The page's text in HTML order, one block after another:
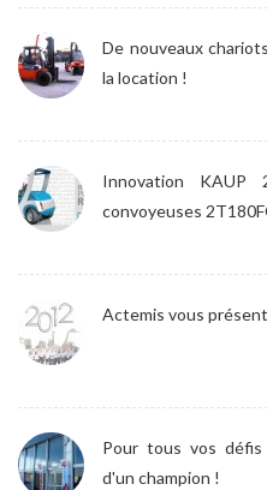
De nouveaux
la location !
Innovation KAUP
convoyeuses
Actemis vous
Pour tous vos défis
d'un champion !